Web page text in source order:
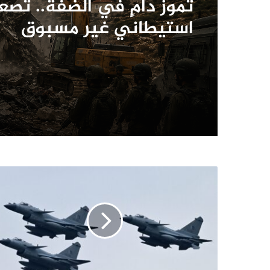
منذ 5 أيام
تموز دامٍ في الضفة..
استيطاني غير مسبوق
زلزال السويس يعيد ملف
الزلزالي إلى الواجهة..
وما أبرز الزلازل في